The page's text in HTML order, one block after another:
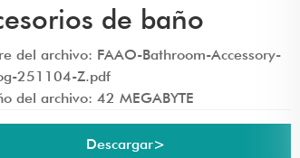
de baño
del archivo: FAAO-Bathroom-Accessory-
251104-Z.pdf
del archivo: 42 MEGABYTE
Descargar>